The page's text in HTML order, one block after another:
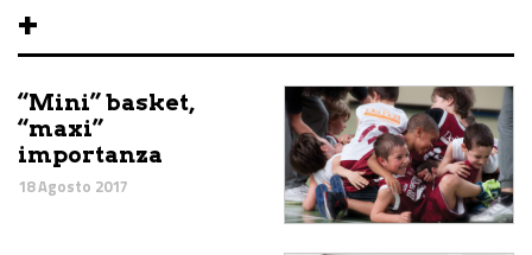
+
“Mini” basket,
“maxi”
importanza
18 Agosto 2017